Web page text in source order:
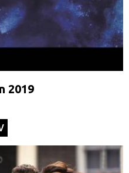
2019